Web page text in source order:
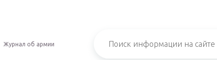
Журнал об армии